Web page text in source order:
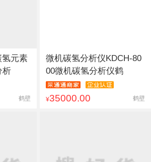
氢元素
析
鹤壁
微机碳氢分析仪KDCH-80
00微机碳氢分析仪鹤
¥35000.00 鹤壁